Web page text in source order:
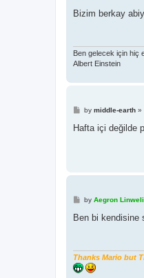
s
Bizim berkay
Ben gelecek için hiç
Albert Einstein
P
s
by middle-earth»
Hafta içi değilde
P
s
by Aegron
Ben bi kendisine
Thanks Mario but